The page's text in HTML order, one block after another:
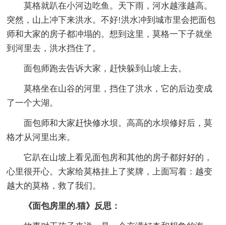
莫格就趴在小河边吃鱼。天下雨，河水越涨越高。
突然，山上冲下来洪水。不好!洪水冲到城市里会把面包
师和大家的房子都冲塌的。想到这里，莫格一下子就坐
到河里去，洪水挡住了。
面包师跑去告诉大家，赶快躲到山坡上去。
莫格坐在山谷的河里，挡住了洪水，它的后边变成
了一个大湖。
面包师和大家赶快修水坝。高高的水坝修好后，莫
格才从河里出来。
它趴在山坡上看见面包房和其他的房子都好好的，
心里很开心。大家给莫格挂上了奖牌，上面写着：越变
越大的莫格，救了我们。
《面包房里的.猫》反思：